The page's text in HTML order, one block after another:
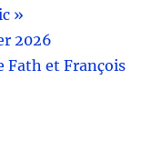
»
2026
Fath et François